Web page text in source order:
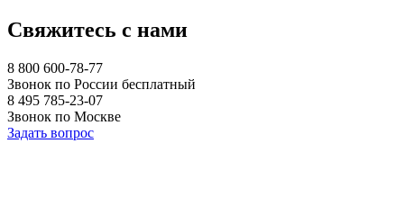
Свяжитесь с нами
8 800 600-78-77
Звонок по России бесплатный
8 495 785-23-07
Звонок по Москве
Задать вопрос